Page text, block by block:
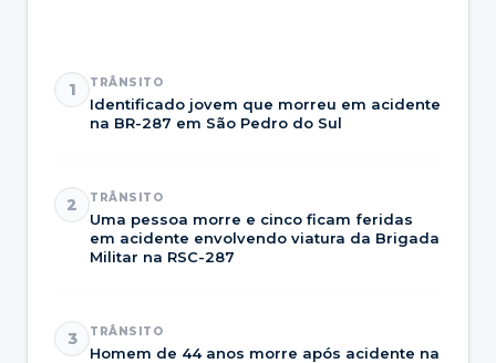
1 TRÂNSITO
Identificado jovem que morreu em acidente
na BR-287 em São Pedro do Sul
2 TRÂNSITO
Uma pessoa morre e cinco ficam feridas
em acidente envolvendo viatura da Brigada
Militar na RSC-287
3 TRÂNSITO
Homem de 44 anos morre após acidente na